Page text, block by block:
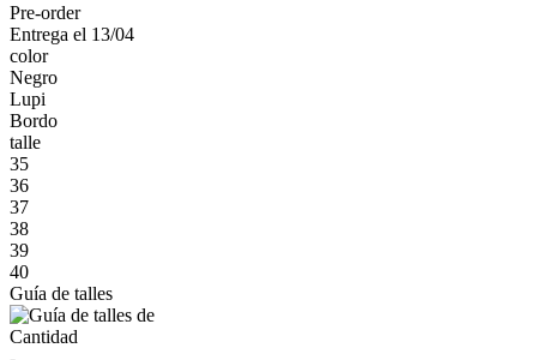
Pre-order
Entrega el 13/04
color
Negro
Lupi
Bordo
talle
35
36
37
38
39
40
Guía de talles
Cantidad